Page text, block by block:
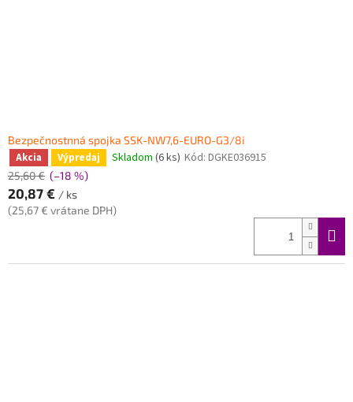
Bezpečnostnná spojka SSK-NW7,6-EURO-G3/8i
Akcia Výpredaj Skladom (6 ks) Kód: DGKE036915
25,60 € (–18 %)
20,87 € / ks
(25,67 € vrátane DPH)